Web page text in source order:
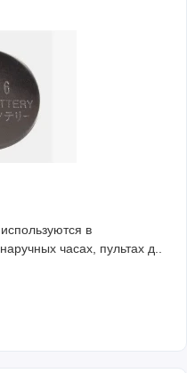
в
часах, пультах д..